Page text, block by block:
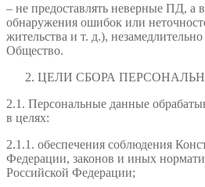
– не предоставлять неверные ПД, а
обнаружения ошибок или
жительства и т. д.),
Общество.
ЦЕЛИ СБОРА
2.1. Персональные данные
в целях:
2.1.1. обеспечения соблюдения
Федерации, законов и иных
Российской Федерации;